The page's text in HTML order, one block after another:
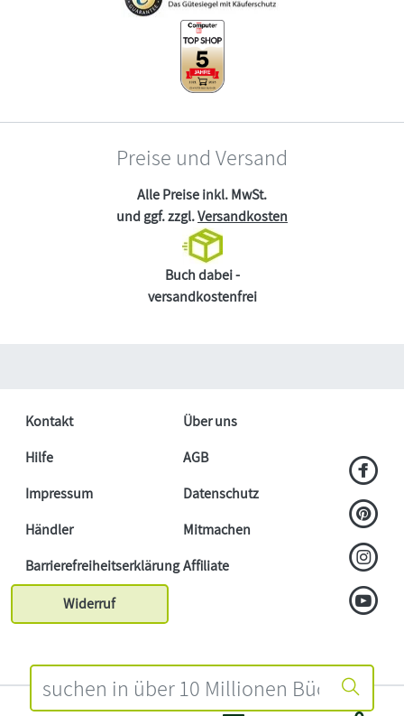
Preise und Versand
Alle Preise inkl. MwSt.
und ggf. zzgl.Versandkosten
Buch dabei -
versandkostenfrei
Kontakt
Über uns
Hilfe
AGB
Impressum
Datenschutz
Händler
Mitmachen
BarrierefreiheitserklärungAffiliate
Widerruf